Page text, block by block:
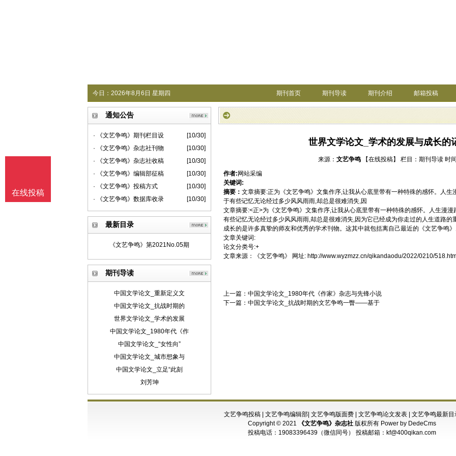
今日： 2026年8月6日 星期四 期刊首页 期刊导读 期刊介绍 邮箱投稿
通知公告
· 《文艺争鸣》期刊栏目设
[10/30]
· 《文艺争鸣》杂志社刊物
[10/30]
· 《文艺争鸣》杂志社收稿
[10/30]
· 《文艺争鸣》编辑部征稿
[10/30]
· 《文艺争鸣》投稿方式
[10/30]
· 《文艺争鸣》数据库收录
[10/30]
最新目录
《文艺争鸣》第2021No.05期
期刊导读
中国文学论文_重新定义文
中国文学论文_抗战时期的
世界文学论文_学术的发展
中国文学论文_1980年代《作
中国文学论文_“女性向”
中国文学论文_城市想象与
中国文学论文_立足“此刻
刘芳坤
世界文学论文_学术的发展与成长
来源： 文艺争鸣 【在线投稿】 栏目： 期刊导读 时
作者: 网站采编
关键词:
摘要： 文章摘要:正为《文艺争鸣》文集作序,让我从心底里带有一种特殊的感怀。人
于有些记忆无论经过多少风风雨雨,却总是很难消失,因
文章摘要:<正>为《文艺争鸣》文集作序,让我从心底里带有一种特殊的感怀。人生漫
有些记忆无论经过多少风风雨雨,却总是很难消失,因为它已经成为你走过的人生道路
成长的是许多真挚的师友和优秀的学术刊物。这其中就包括离自己最近的《文艺争鸣》
文章关键词:
论文分类号:+
文章来源：
《文艺争鸣》 网址: http://www.wyzmzz.cn/qikandaodu/2022/0210/
上一篇： 中国文学论文_1980年代《作家》杂志与先锋小说
下一篇： 中国文学论文_抗战时期的文艺争鸣一瞥——基于
文艺争鸣投稿| 文艺争鸣编辑部| 文艺争鸣版面费| 文艺争鸣论文发表| 文艺争鸣最新目
Copyright © 2021
《文艺争鸣》杂志社 版权所有 Power by DedeCms
投稿电话： 19083396439（微信同号） 投稿邮箱： kf@400qikan.com
在线投稿